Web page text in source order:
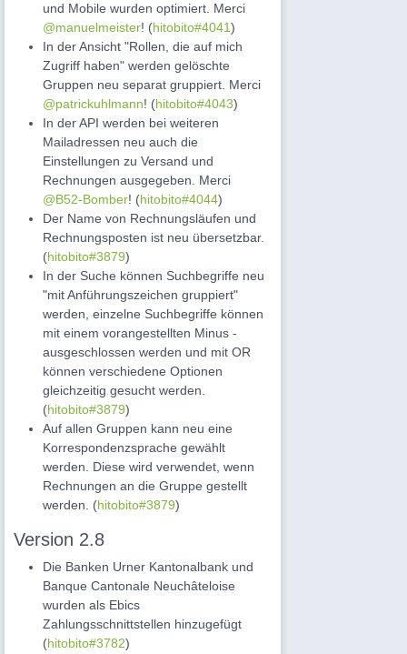
und Mobile wurden optimiert. Merci
@manuelmeister! (hitobito#4041)
In der Ansicht "Rollen, die auf mich
Zugriff haben" werden gelöschte
Gruppen neu separat gruppiert. Merci
@patrickuhlmann! (hitobito#4043)
In der API werden bei weiteren
Mailadressen neu auch die
Einstellungen zu Versand und
Rechnungen ausgegeben. Merci
@B52-Bomber! (hitobito#4044)
Der Name von Rechnungsläufen und
Rechnungsposten ist neu übersetzbar.
(hitobito#3879)
In der Suche können Suchbegriffe neu
"mit Anführungszeichen gruppiert"
werden, einzelne Suchbegriffe können
mit einem vorangestellten Minus -
ausgeschlossen werden und mit OR
können verschiedene Optionen
gleichzeitig gesucht werden.
(hitobito#3879)
Auf allen Gruppen kann neu eine
Korrespondenzsprache gewählt
werden. Diese wird verwendet, wenn
Rechnungen an die Gruppe gestellt
werden. (hitobito#3879)
Version 2.8
Die Banken Urner Kantonalbank und
Banque Cantonale Neuchâteloise
wurden als Ebics
Zahlungsschnittstellen hinzugefügt
(hitobito#3782)